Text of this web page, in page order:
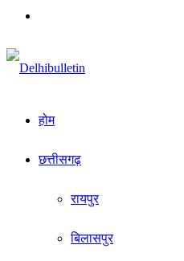
होम
छत्तीसगढ़
रायपुर
बिलासपुर